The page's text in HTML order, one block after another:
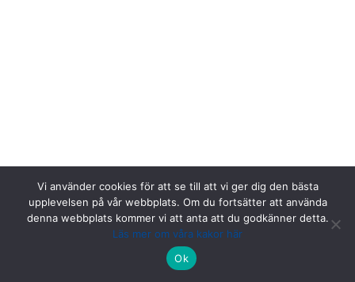
Riksstroke, Målpunkt PA rum 1013, Norrlands universitetssjukhus,
Vi använder cookies för att se till att vi ger dig den bästa
upplevelsen på vår webbplats. Om du fortsätter att använda
denna webbplats kommer vi att anta att du godkänner detta.
Läs mer om våra kakor här
Ok